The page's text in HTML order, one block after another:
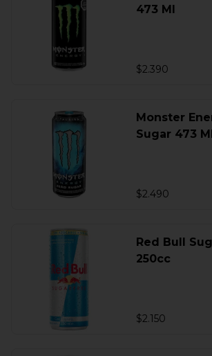
473 Ml
$2.390
Monster
Sugar 473
$2.490
Red Bull
250cc
$2.150